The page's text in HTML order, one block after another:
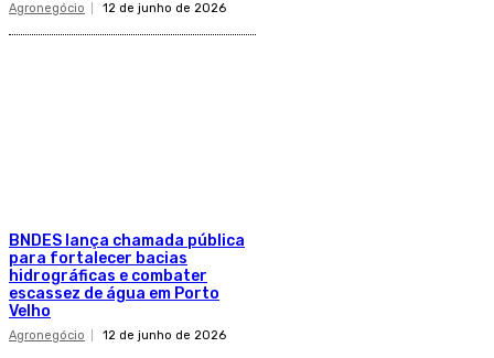
Agronegócio 12 de junho de 2026
BNDES lança chamada pública
para fortalecer bacias
hidrográficas e combater
escassez de água em Porto
Velho
Agronegócio 12 de junho de 2026